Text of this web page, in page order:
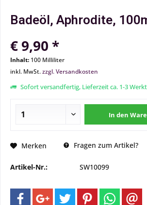
Badeöl, Aphrodite,
€ 9,90 *
Inhalt: 100 Milliliter
inkl. MwSt.zzgl. Versandkosten
Sofort versandfertig, Lieferzeit ca. 1-3
In den
Merken Fragen zum Artikel?
Artikel-Nr.: SW10099